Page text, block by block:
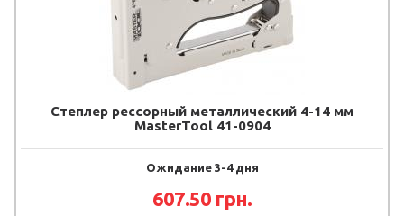
Степлер рессорный металлический 4-14 мм
MasterTool 41-0904
Ожидание 3-4 дня
607.50 грн.